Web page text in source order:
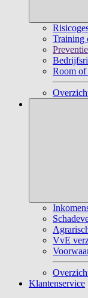
Training
Room of
VvE
Klantenservice